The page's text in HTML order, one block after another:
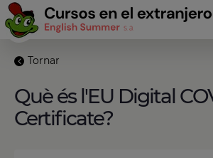
Tornar
Què és l'EU Digital
Certificate?